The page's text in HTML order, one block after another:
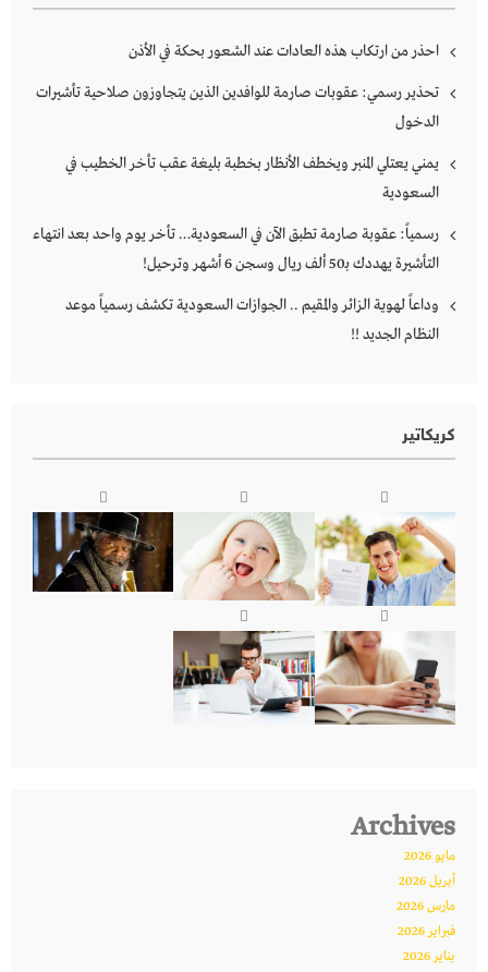
احذر من ارتكاب هذه العادات عند الشعور بحكة في الأذن
تحذير رسمي: عقوبات صارمة للوافدين الذين يتجاوزون صلاحية تأشيرات
الدخول
يمني يعتلي المنبر ويخطف الأنظار بخطبة بليغة عقب تأخر الخطيب في
السعودية
رسمياً: عقوبة صارمة تطبق الآن في السعودية… تأخر يوم واحد بعد انتهاء
التأشيرة يهددك بـ50 ألف ريال وسجن 6 أشهر وترحيل!
وداعاً لهوية الزائر والمقيم .. الجوازات السعودية تكشف رسمياً موعد
النظام الجديد !!
كريكاتير
Archives
مايو 2026
أبريل 2026
مارس 2026
فبراير 2026
يناير 2026